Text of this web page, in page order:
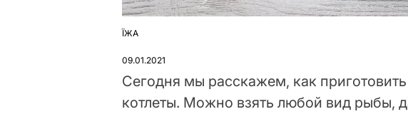
ОПУБЛІКУВАТИ
ЇЖА
09.01.2021
Сегодня мы расскажем, как
котлеты. Можно взять любой вид рыбы,